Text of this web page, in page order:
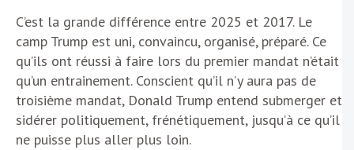
C’est la grande différence entre 2025 et 2017. Le
camp Trump est uni, convaincu, organisé, préparé. Ce
qu’ils ont réussi à faire lors du premier mandat n’était
qu’un entrainement. Conscient qu’il n’y aura pas de
troisième mandat, Donald Trump entend submerger et
sidérer politiquement, frénétiquement, jusqu’à ce qu’il
ne puisse plus aller plus loin.